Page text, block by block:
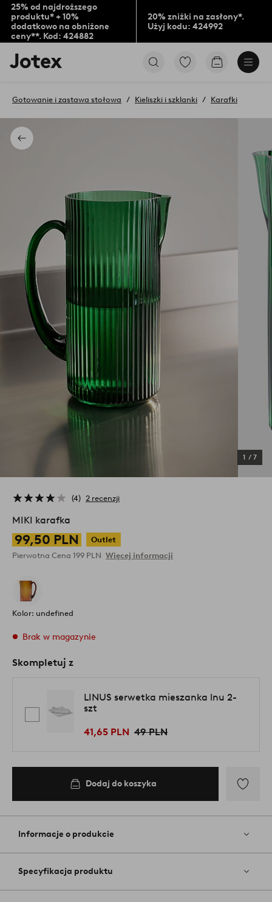
25% od najdroższego
produktu* + 10%
dodatkowo na obniżone
ceny**. Kod: 424882
20% zniżki na zasłony*.
Użyj kodu: 424992
Logo
Jotex
na
stronę
Przejdź
oznaczonych
Przejdź
Powrót
Gotowanie i zastawa stołowa Kieliszki i szklanki Karafki
1 / 7
4 2 recenzji
MIKI karafka
99,50 PLN
Outlet
Pierwotna Cena 199 PLN Więcej informacji
Kolor: undefined
Brak w magazynie
Skompletuj z
LINUS serwetka mieszanka lnu 2-
szt
41,65 PLN 49 PLN
Dodaj do koszyka
do
Informacje o produkcie
Specyfikacja produktu